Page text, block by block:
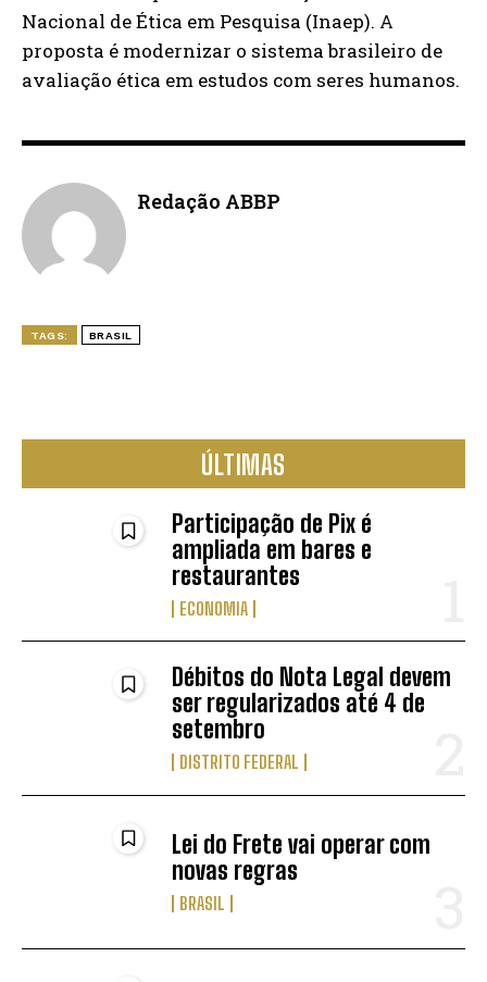
Nacional de Ética em Pesquisa (Inaep). A
proposta é modernizar o sistema brasileiro de
avaliação ética em estudos com seres humanos.
Redação ABBP
TAGS: BRASIL
ÚLTIMAS
Participação de Pix é
ampliada em bares e
restaurantes
ECONOMIA
Débitos do Nota Legal devem
ser regularizados até 4 de
setembro
DISTRITO FEDERAL
Lei do Frete vai operar com
novas regras
BRASIL